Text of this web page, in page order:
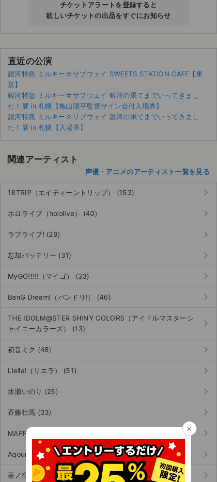
ご利用ガイド
ご利用ガイド
AIに質問する
よくある質問
お知らせ
サイト情報
チケットジャム運営会社
不正転売禁止法について
チケットジャムの取り組み
音楽情報
チケットアラートを登録すると
欲しいチケットの出品をすぐにお知らせ
直近の公演
銀河特急 ミルキー☆サブウェイ SWEETS STATION CAFE【東
京】
銀河特急 ミルキー☆サブウェイ 銀河の果てまでいってきまし
た！展 in 札幌【亀山陽平監督サイン会付入場券】
銀河特急 ミルキー☆サブウェイ 銀河の果てまでいってきまし
た！展 in 札幌【入場券】
関連アーティスト
声優・アニメのアーティスト一覧を見る
18TRIP（エイティーントリップ） (153) keyboard_arrow_right
ホロライブ（hololive） (40) keyboard_arrow_right
ラブライブ! (29) keyboard_arrow_right
忘却バッテリー (31) keyboard_arrow_right
MyGO!!!!!（マイゴ） (33) keyboard_arrow_right
BanG Dream!（バンドリ!） (46) keyboard_arrow_right
THE IDOLM@STER SHINY COLORS（アイドルマスターシ
ャイニーカラーズ） (13)
keyboard_arrow_right
初音ミク (48) keyboard_arrow_right
Liella!（リエラ） (51) keyboard_arrow_right
水瀬いのり (25) keyboard_arrow_right
斉藤壮馬 (33) keyboard_arrow_right
MAPPA（マッパ） (4) keyboard_arrow_right
Aqours（アクア） (28) keyboard_arrow_right
蓮ノ空女学院スクールアイドルクラブ (28) keyboard_arrow_right
×